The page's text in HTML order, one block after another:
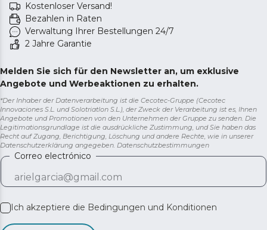
Kostenloser Versand!
Bezahlen in Raten
Verwaltung Ihrer Bestellungen 24/7
2 Jahre Garantie
Melden Sie sich für den Newsletter an, um exklusive
Angebote und Werbeaktionen zu erhalten.
*Der Inhaber der Datenverarbeitung ist die Cecotec-Gruppe (Cecotec
Innovaciones S.L. und Solotriatlon S.L.), der Zweck der Verarbeitung ist es, Ihnen
Angebote und Promotionen von den Unternehmen der Gruppe zu senden. Die
Legitimationsgrundlage ist die ausdrückliche Zustimmung, und Sie haben das
Recht auf Zugang, Berichtigung, Löschung und andere Rechte, wie in unserer
Datenschutzerklärung angegeben. Datenschutzbestimmungen
Correo electrónico
Ich akzeptiere die Bedingungen und Konditionen